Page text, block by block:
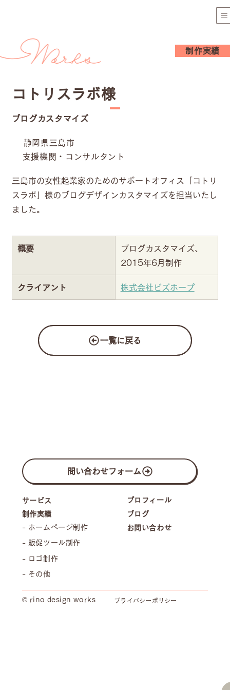
制作実績
コトリスラボ様
ブログカスタマイズ
静岡県三島市
支援機関・コンサルタント
三島市の女性起業家のためのサポートオフィス「コトリ
スラボ」様のブログデザインカスタマイズを担当いたし
ました。
概要
ブログカスタマイズ、
2015年6月制作
クライアント 株式会社ビズホープ
一覧に戻る
問い合わせフォーム
© rino design works
サービス
制作実績
- ホームページ制作
- 販促ツール制作
- ロゴ制作
- その他
プロフィール
ブログ
お問い合わせ
プライバシーポリシー